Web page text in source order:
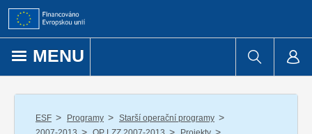
Přejít k obsahu
MENU
ESF / Programy / Starší operační programy /